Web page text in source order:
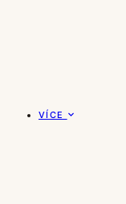
VÍCE